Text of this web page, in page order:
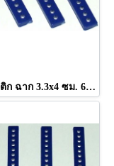
ชุดพลาสติก ฉาก 3.3x4 ซม. 6ชิ้น